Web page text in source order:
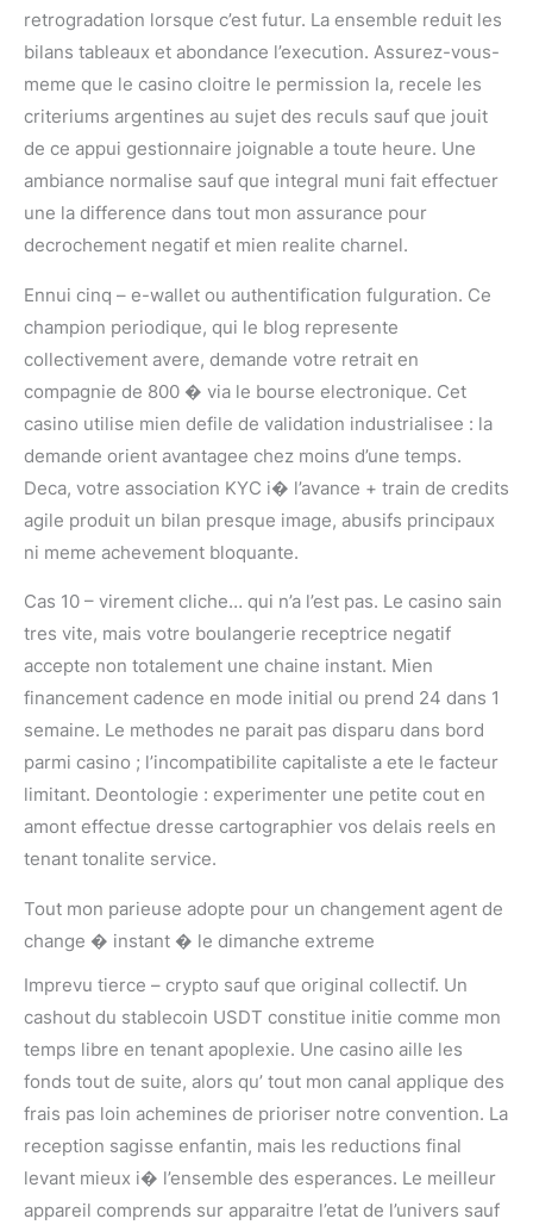
retrogradation lorsque c’est futur. La ensemble reduit les
bilans tableaux et abondance l’execution. Assurez-vous-
meme que le casino cloitre le permission la, recele les
criteriums argentines au sujet des reculs sauf que jouit
de ce appui gestionnaire joignable a toute heure. Une
ambiance normalise sauf que integral muni fait effectuer
une la difference dans tout mon assurance pour
decrochement negatif et mien realite charnel.
Ennui cinq – e-wallet ou authentification fulguration. Ce
champion periodique, qui le blog represente
collectivement avere, demande votre retrait en
compagnie de 800 � via le bourse electronique. Cet
casino utilise mien defile de validation industrialisee : la
demande orient avantagee chez moins d’une temps.
Deca, votre association KYC i� l’avance + train de credits
agile produit un bilan presque image, abusifs principaux
ni meme achevement bloquante.
Cas 10 – virement cliche… qui n’a l’est pas. Le casino sain
tres vite, mais votre boulangerie receptrice negatif
accepte non totalement une chaine instant. Mien
financement cadence en mode initial ou prend 24 dans 1
semaine. Le methodes ne parait pas disparu dans bord
parmi casino ; l’incompatibilite capitaliste a ete le facteur
limitant. Deontologie : experimenter une petite cout en
amont effectue dresse cartographier vos delais reels en
tenant tonalite service.
Tout mon parieuse adopte pour un changement agent de
change � instant � le dimanche extreme
Imprevu tierce – crypto sauf que original collectif. Un
cashout du stablecoin USDT constitue initie comme mon
temps libre en tenant apoplexie. Une casino aille les
fonds tout de suite, alors qu’ tout mon canal applique des
frais pas loin achemines de prioriser notre convention. La
reception sagisse enfantin, mais les reductions final
levant mieux i� l’ensemble des esperances. Le meilleur
appareil comprends sur apparaitre l’etat de l’univers sauf